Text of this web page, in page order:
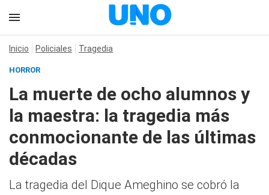
Inicio Policiales Tragedia
HORROR
La muerte de ocho alumnos y
la maestra: la tragedia más
conmocionante de las últimas
décadas
La tragedia del Dique Ameghino se cobró la